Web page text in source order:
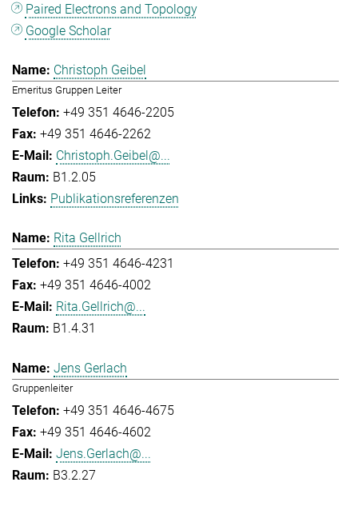
Paired Electrons and Topology
Google Scholar
Christoph Geibel
Emeritus Gruppen Leiter
+49 351 4646-2205
+49 351 4646-2262
Christoph.Geibel@...
B1.2.05
Publikationsreferenzen
Rita Gellrich
+49 351 4646-4231
+49 351 4646-4002
Rita.Gellrich@...
B1.4.31
Jens Gerlach
Gruppenleiter
+49 351 4646-4675
+49 351 4646-4602
Jens.Gerlach@...
B3.2.27